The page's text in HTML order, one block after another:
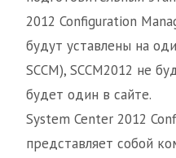
2012 Configuration
будут уставлены на
SCCM), SCCM2012 не
будет один в сайте.
System Center 2012
представляет собой